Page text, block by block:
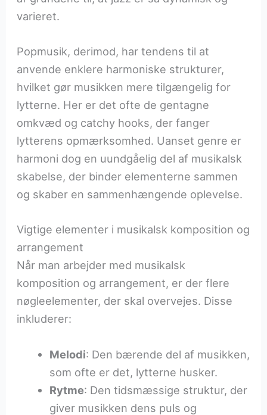
varieret.
Popmusik, derimod, har tendens til at
anvende enklere harmoniske strukturer,
hvilket gør musikken mere tilgængelig for
lytterne. Her er det ofte de gentagne
omkvæd og catchy hooks, der fanger
lytterens opmærksomhed. Uanset genre er
harmoni dog en uundgåelig del af musikalsk
skabelse, der binder elementerne sammen
og skaber en sammenhængende oplevelse.
Vigtige elementer i musikalsk komposition og
arrangement
Når man arbejder med musikalsk
komposition og arrangement, er der flere
nøgleelementer, der skal overvejes. Disse
inkluderer:
Melodi: Den bærende del af musikken,
som ofte er det, lytterne husker.
Rytme: Den tidsmæssige struktur, der
giver musikken dens puls og